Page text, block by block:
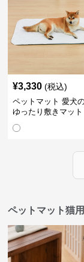
¥3,330 (税込)
ペットマット 愛犬
ゆったり敷きマット
ペットマット猫